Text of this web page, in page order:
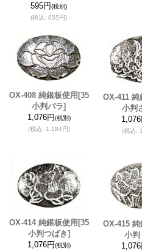
595円(税別)
(税込: 655円)
OX-408 純銀板使用 [35
小判バラ]
1,076円(税別)
(税込: 1,184円)
OX-411 純
小判
1,076
(税込:
OX-414 純銀板使用 [35
小判つばき]
1,076円(税別)
OX-415 純
小判
1,076